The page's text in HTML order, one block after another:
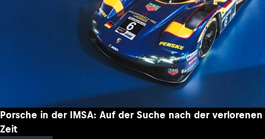
Porsche in der IMSA: Auf der Suche nach der verlorenen
Zeit